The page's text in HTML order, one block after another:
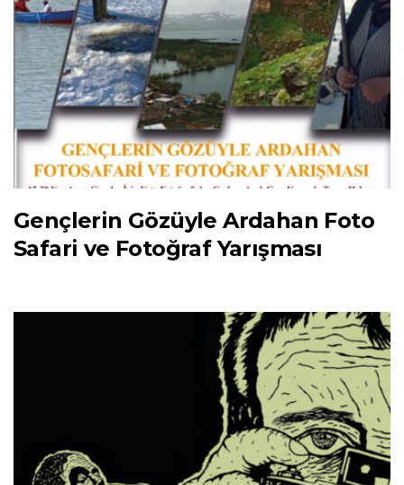
Gençlerin Gözüyle Ardahan Foto
Safari ve Fotoğraf Yarışması